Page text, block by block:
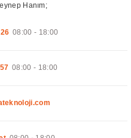
Hanım;
08:00 - 18:00
08:00 - 18:00